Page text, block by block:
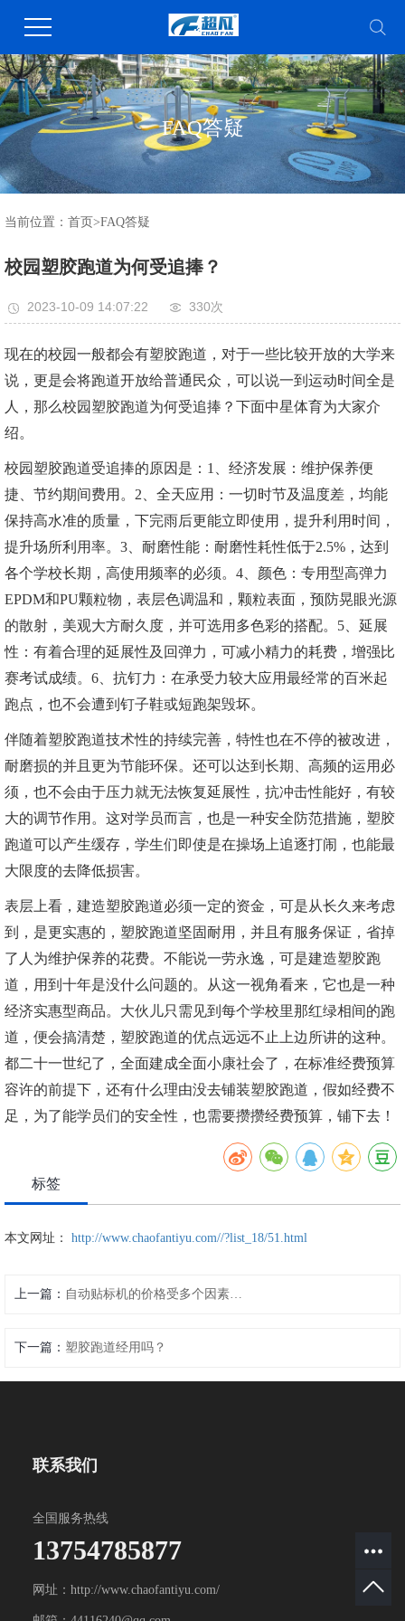
FAQ答疑
当前位置： 首页 >FAQ答疑
校园塑胶跑道为何受追捧？
2023-10-09 14:07:22 330次
现在的校园一般都会有塑胶跑道，对于一些比较开放的大学来
说，更是会将跑道开放给普通民众，可以说一到运动时间全是
人，那么校园塑胶跑道为何受追捧？下面中星体育为大家介
绍。
校园塑胶跑道受追捧的原因是：1、经济发展：维护保养便
捷、节约期间费用。2、全天应用：一切时节及温度差，均能
保持高水准的质量，下完雨后更能立即使用，提升利用时间，
提升场所利用率。3、耐磨性能：耐磨性耗性低于2.5%，达到
各个学校长期，高使用频率的必须。4、颜色：专用型高弹力
EPDM和PU颗粒物，表层色调温和，颗粒表面，预防晃眼光源
的散射，美观大方耐久度，并可选用多色彩的搭配。5、延展
性：有着合理的延展性及回弹力，可减小精力的耗费，增强比
赛考试成绩。6、抗钉力：在承受力较大应用最经常的百米起
跑点，也不会遭到钉子鞋或短跑架毁坏。
伴随着塑胶跑道技术性的持续完善，特性也在不停的被改进，
耐磨损的并且更为节能环保。还可以达到长期、高频的运用必
须，也不会由于压力就无法恢复延展性，抗冲击性能好，有较
大的调节作用。这对学员而言，也是一种安全防范措施，塑胶
跑道可以产生缓存，学生们即使是在操场上追逐打闹，也能最
大限度的去降低损害。
表层上看，建造塑胶跑道必须一定的资金，可是从长久来考虑
到，是更实惠的，塑胶跑道坚固耐用，并且有服务保证，省掉
了人为维护保养的花费。不能说一劳永逸，可是建造塑胶跑
道，用到十年是没什么问题的。从这一视角看来，它也是一种
经济实惠型商品。大伙儿只需见到每个学校里那红绿相间的跑
道，便会搞清楚，塑胶跑道的优点远远不止上边所讲的这种。
都二十一世纪了，全面建成全面小康社会了，在标准经费预算
容许的前提下，还有什么理由没去铺装塑胶跑道，假如经费不
足，为了能学员们的安全性，也需要攒攒经费预算，铺下去！
标签
本文网址： http://www.chaofantiyu.com//?list_18/51.html
上一篇： 自动贴标机的价格受多个因素影响
下一篇： 塑胶跑道经用吗？
联系我们
全国服务热线
13754785877
网址：http://www.chaofantiyu.com/